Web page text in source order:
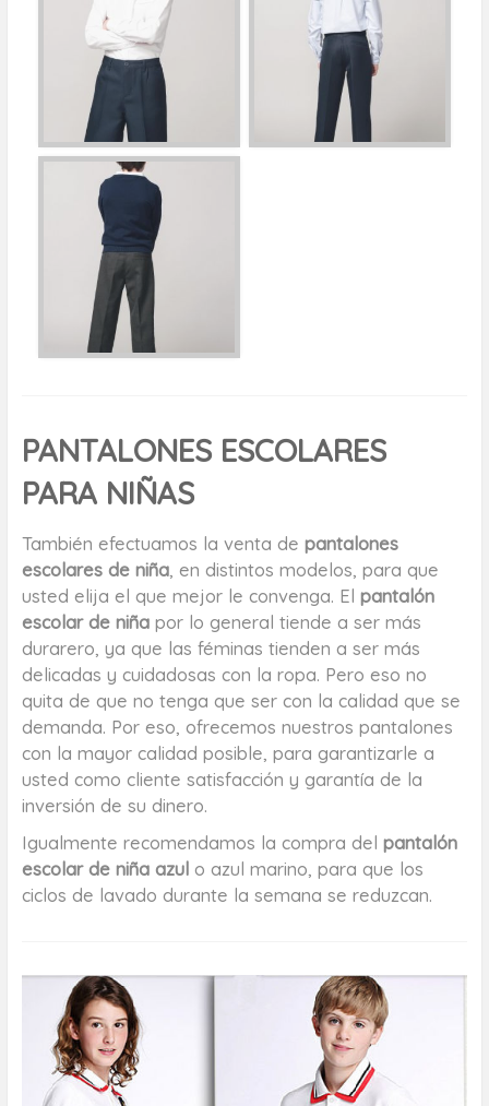
PANTALONES ESCOLARES
PARA NIÑAS
También efectuamos la venta de pantalones
escolares de niña, en distintos modelos, para que
usted elija el que mejor le convenga. El pantalón
escolar de niñapor lo general tiende a ser más
durarero, ya que las féminas tienden a ser más
delicadas y cuidadosas con la ropa. Pero eso no
quita de que no tenga que ser con la calidad que se
demanda. Por eso, ofrecemos nuestros pantalones
con la mayor calidad posible, para garantizarle a
usted como cliente satisfacción y garantía de la
inversión de su dinero.
Igualmente recomendamos la compra del pantalón
escolar de niña azulo azul marino, para que los
ciclos de lavado durante la semana se reduzcan.